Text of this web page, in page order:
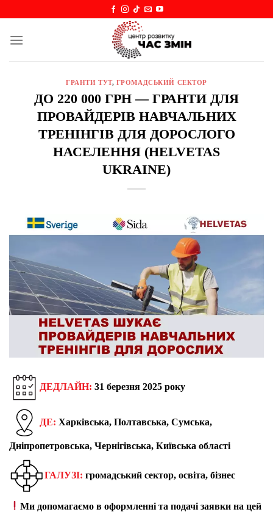
content
ГРАНТИ ТУТ, ГРОМАДСЬКИЙ СЕКТОР
ДО 220 000 ГРН — ГРАНТИ ДЛЯ
ПРОВАЙДЕРІВ НАВЧАЛЬНИХ
ТРЕНІНГІВ ДЛЯ ДОРОСЛОГО
НАСЕЛЕННЯ (HELVETAS
UKRAINE)
ДЕДЛАЙН: 31 березня 2025 року
ДЕ: Харківська, Полтавська, Сумська,
Дніпропетровська, Чернігівська, Київська області
ГАЛУЗІ: громадський сектор, освіта, бізнес
Ми допомагаємо в оформленні та подачі заявки на цей